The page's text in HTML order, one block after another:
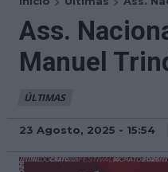
Ass.
Manuel
ÚLTIMAS
23 Agosto, 2025 - 15:54